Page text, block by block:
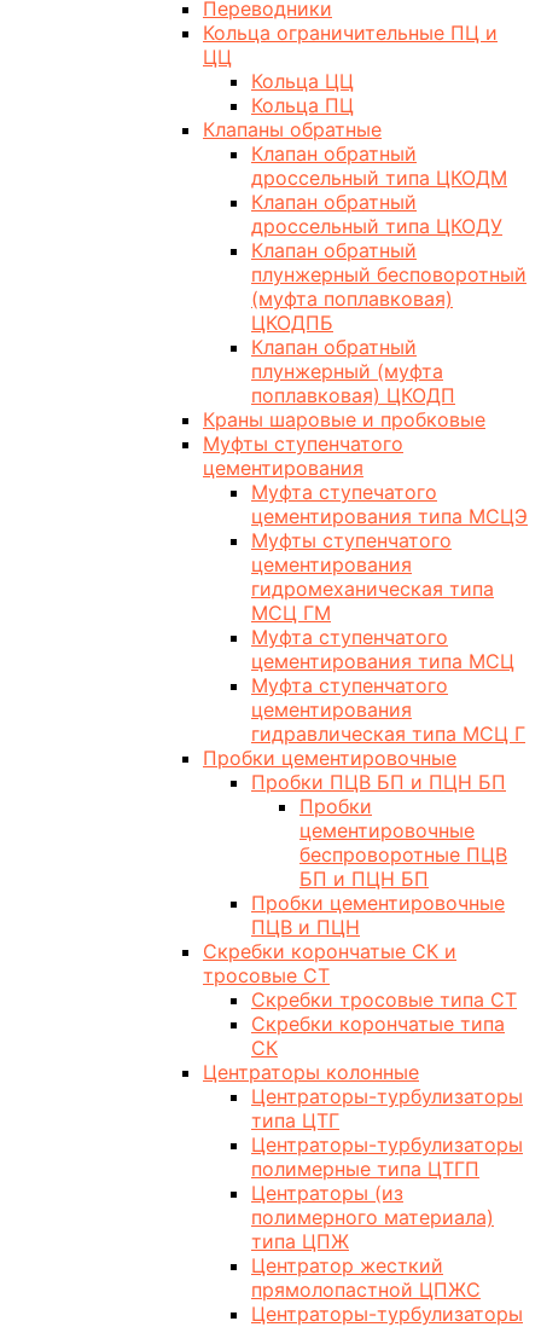
Переводники
Кольца ограничительные ПЦ и
ЦЦ
Кольца ЦЦ
Кольца ПЦ
Клапаны обратные
Клапан обратный
дроссельный типа ЦКОДМ
Клапан обратный
дроссельный типа ЦКОДУ
Клапан обратный
плунжерный бесповоротный
(муфта поплавковая)
ЦКОДПБ
Клапан обратный
плунжерный (муфта
поплавковая) ЦКОДП
Краны шаровые и пробковые
Муфты ступенчатого
цементирования
Муфта ступечатого
цементирования типа МСЦЭ
Муфты ступенчатого
цементирования
гидромеханическая типа
МСЦ ГМ
Муфта ступенчатого
цементирования типа МСЦ
Муфта ступенчатого
цементирования
гидравлическая типа МСЦ Г
Пробки цементировочные
Пробки ПЦВ БП и ПЦН БП
Пробки
цементировочные
беспроворотные ПЦВ
БП и ПЦН БП
Пробки цементировочные
ПЦВ и ПЦН
Скребки корончатые СК и
тросовые СТ
Скребки тросовые типа СТ
Скребки корончатые типа
СК
Центраторы колонные
Центраторы-турбулизаторы
типа ЦТГ
Центраторы-турбулизаторы
полимерные типа ЦТГП
Центраторы (из
полимерного материала)
типа ЦПЖ
Центратор жесткий
прямолопастной ЦПЖС
Центраторы-турбулизаторы